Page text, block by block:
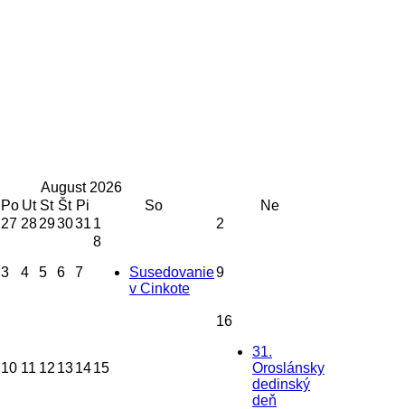
August 2026
Po Ut St Št Pi So
Ne
27 28293031 1 2
3 4 5 6 7
8
Susedovanie
v Cinkote
9
10 11 12 131415
16
31.
Oroslánsky
dedinský
deň